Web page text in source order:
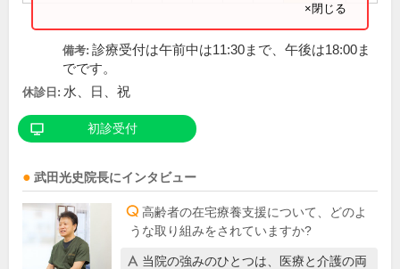
×閉じる
備考: 診療受付は午前中は11:30まで、午後は18:00ま
でです。
休診日: 水、日、祝
初診受付
武田光史 院長にインタビュー
高齢者の在宅療養支援について、どのよ
うな取り組みをされていますか?
当院の強みのひとつは、医療と介護の両